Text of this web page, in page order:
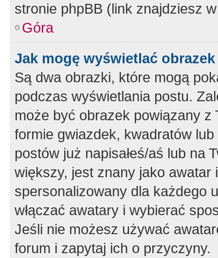
stronie phpBB (link znajdziesz
Góra
Jak mogę wyświetlać
Są dwa obrazki, które mogą
podczas wyświetlania postu.
może być obrazek powiązany z
formie gwiazdek, kwadratów
postów już napisałeś/aś lub na
większy, jest znany jako
spersonalizowany dla każdego
włączać awatary i wybierać
Jeśli nie możesz używać
forum i zapytaj ich o przyczyny.